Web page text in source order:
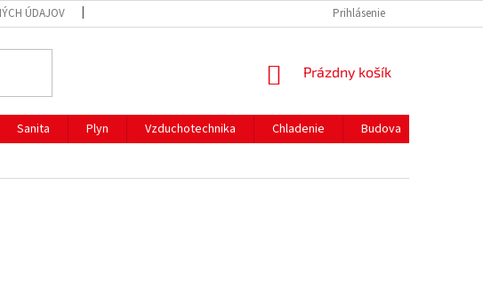
ÚDAJOV PREPRAVA A PLATBYPrihlásenie
NÁKUPNÝ
Prázdny košík
Sanita Plyn Vzduchotechnika Chladenie Budova